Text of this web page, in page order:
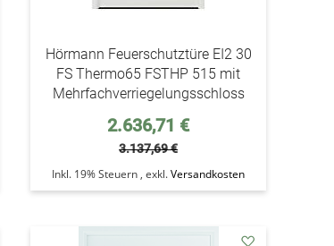
Hörmann Feuerschutztüre EI2 30
FS Thermo65 FSTHP 515 mit
Mehrfachverriegelungsschloss
Sonderpreis
2.636,71 €
3.137,69 €
Inkl. 19% Steuern ,exkl.Versandkosten